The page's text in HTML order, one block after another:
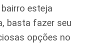
esteja
basta fazer seu
opções no